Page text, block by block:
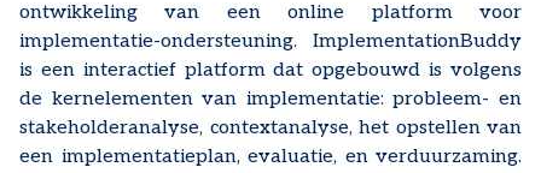
ontwikkeling van een online platform voor
implementatie-ondersteuning. ImplementationBuddy
is een interactief platform dat opgebouwd is volgens
de kernelementen van implementatie: probleem- en
stakeholderanalyse, contextanalyse, het opstellen van
een implementatieplan, evaluatie, en verduurzaming.